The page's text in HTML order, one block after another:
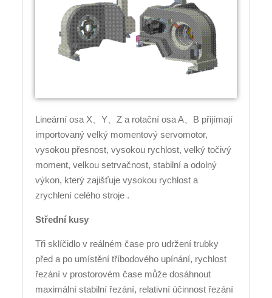
Lineární osa X、Y、Z a rotační osa A、B přijímají
importovaný velký momentový servomotor,
vysokou přesnost, vysokou rychlost, velký točivý
moment, velkou setrvačnost, stabilní a odolný
výkon, který zajišťuje vysokou rychlost a
zrychlení celého stroje .
Střední kusy
Tři sklíčidlo v reálném čase pro udržení trubky
před a po umístění tříbodového upínání, rychlost
řezání v prostorovém čase může dosáhnout
maximální stabilní řezání, relativní účinnost řezání